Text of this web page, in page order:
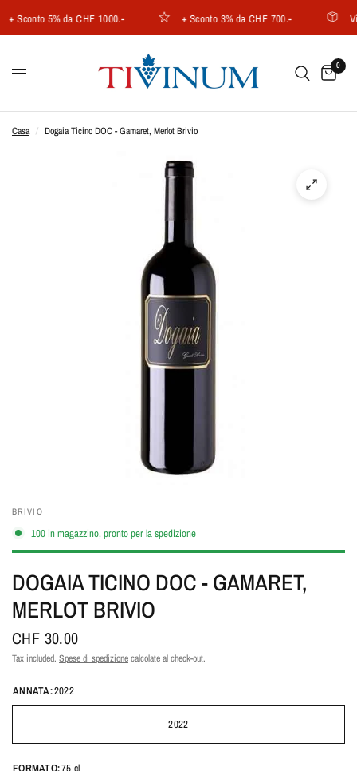
Sconto 5% da CHF 1000.- + Sconto 3% da CHF 700.- Vini
0
Casa / Dogaia Ticino DOC - Gamaret, Merlot Brivio
BRIVIO
100 in magazzino, pronto per la spedizione
DOGAIA TICINO DOC - GAMARET,
MERLOT BRIVIO
CHF 30.00
Tax included. Spese di spedizionecalcolate al check-out.
ANNATA:2022
2022
FORMATO:75 cl